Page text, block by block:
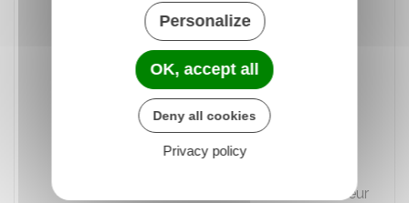
plusieurs sanctions (versement d'une
amende, indemnisation de la victime,
publicité des faits). En cas d'accord, la
transaction doit être validée par le
procureur de la République
Une action en justice: si le Défenseur
des droits a connaissance de faits de
l'auteur refuse la transaction, le Défenseur
Personalize
OK, accept all
Deny all cookies
Privacy policy